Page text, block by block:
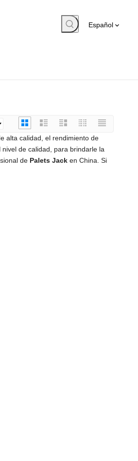
Español
alta calidad, el rendimiento de
nivel de calidad, para brindarle la
de Palets Jack en China. Si